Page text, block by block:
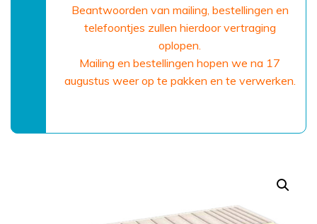
Beantwoorden van mailing, bestellingen en
telefoontjes zullen hierdoor vertraging
oplopen.
Mailing en bestellingen hopen we na 17
augustus weer op te pakken en te verwerken.